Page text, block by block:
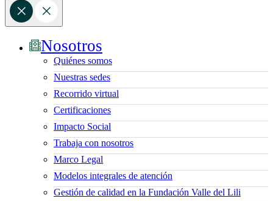
Nosotros
Quiénes somos
Nuestras sedes
Recorrido virtual
Certificaciones
Impacto Social
Trabaja con nosotros
Marco Legal
Modelos integrales de atención
Gestión de calidad en la Fundación Valle del Lili